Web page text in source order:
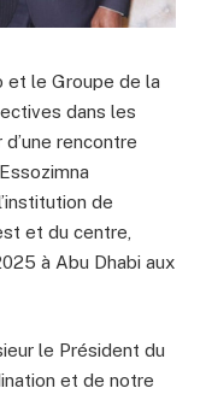
et le Groupe de la
dans les
rencontre
de
et du centre,
à Abu Dhabi aux
le Président du
et de notre